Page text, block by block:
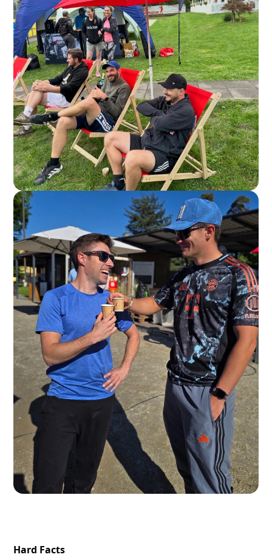
Hard Facts